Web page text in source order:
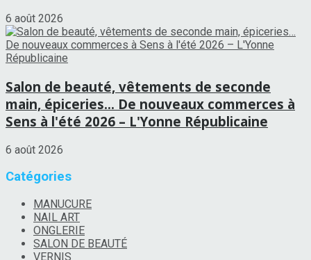
6 août 2026
Salon de beauté, vêtements de seconde
main, épiceries… De nouveaux commerces à
Sens à l'été 2026 – L'Yonne Républicaine
6 août 2026
Catégories
MANUCURE
NAIL ART
ONGLERIE
SALON DE BEAUTÉ
VERNIS